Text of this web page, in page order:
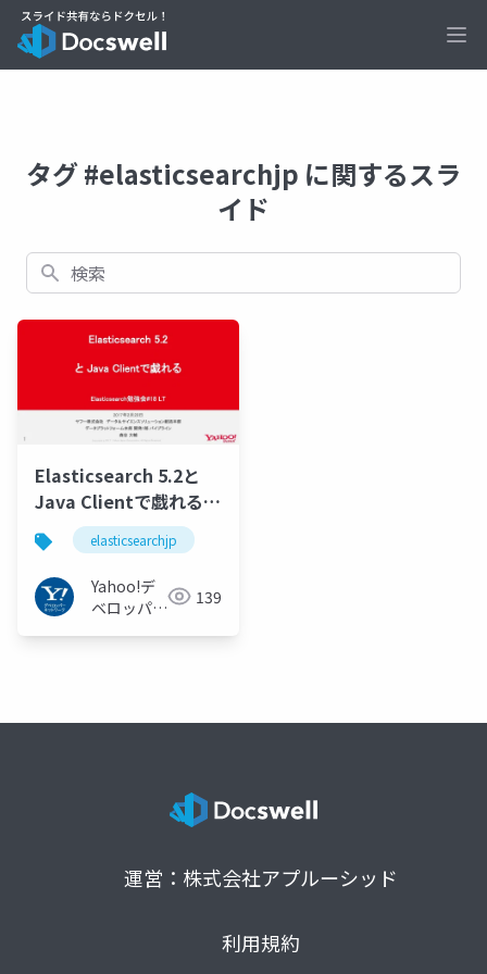
タグ #elasticsearchjp に関するスラ
イド
検索
Elasticsearch 5.2と
Java Clientで戯れる
#elasticsearchjp
elasticsearchjp
Yahoo!デ
ベロッパー
139
運営：株式会社アプルーシッド
利用規約